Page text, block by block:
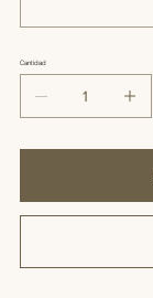
Cantidad